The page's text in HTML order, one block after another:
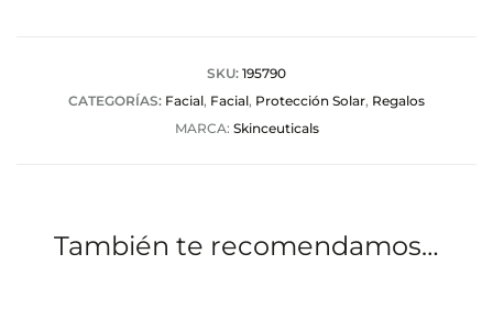
SKU: 195790
CATEGORÍAS: Facial, Facial, Protección Solar, Regalos
MARCA: Skinceuticals
También te recomendamos…